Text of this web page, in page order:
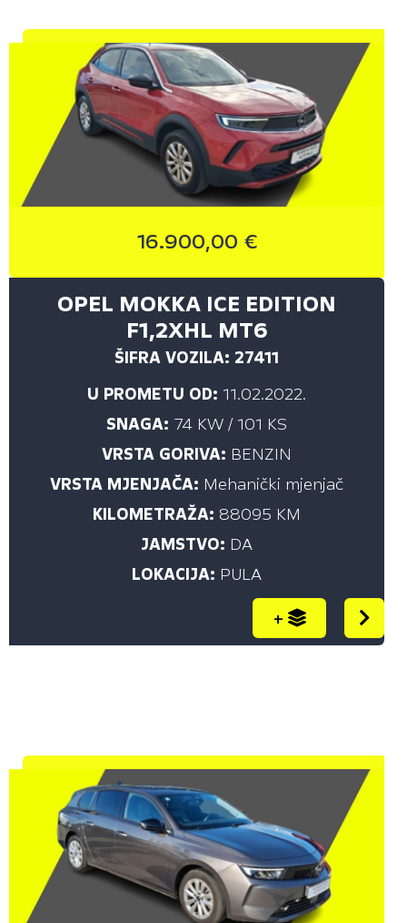
NARANČASTA (2)
PLAVA (4)
PLAVA S EFEKTOM (2)
SIVA (19)
SIVA S EFEKTOM (13)
SMEĐA (1)
SREBRNA (7)
SREBRNA S EFEKTOM (5)
ZELENA (2)
VRSTA MJENJAČA
Automatski mjenjač (53)
Automatski sekvencijalni mjenjač (1)
Mehanički mjenjač (88)
Sve (142)
SLAVONSKI BROD (25)
VINKOVCI (23)
ZAGREB (59)
CIJENA ISPOD (€)
16.900,00 €
OPEL MOKKA ICE EDITION
F1,2XHL MT6
ŠIFRA VOZILA: 27411
U PROMETU OD: 11.02.2022.
SNAGA: 74 KW / 101 KS
VRSTA GORIVA: BENZIN
VRSTA MJENJAČA: Mehanički mjenjač
KILOMETRAŽA: 88095 KM
JAMSTVO: DA
LOKACIJA: PULA
+